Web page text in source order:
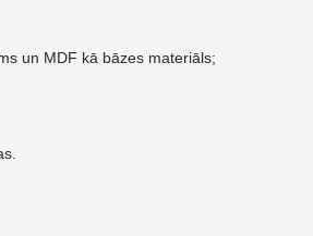
un MDF kā bāzes materiāls;